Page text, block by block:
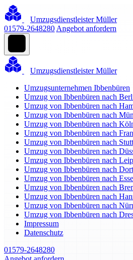
Umzugsdienstleister Müller
01579-2648280 Angebot anfordern
Umzugsdienstleister Müller
Umzugsunternehmen Ibbenbüren
Umzug von Ibbenbüren nach
Umzug von Ibbenbüren nach
Umzug von Ibbenbüren nach
Umzug von Ibbenbüren nach
Umzug von Ibbenbüren nach
Umzug von Ibbenbüren nach
Umzug von Ibbenbüren nach
Umzug von Ibbenbüren nach
Umzug von Ibbenbüren nach
Umzug von Ibbenbüren nach
Umzug von Ibbenbüren nach
Umzug von Ibbenbüren nach
Umzug von Ibbenbüren nach
Umzug von Ibbenbüren nach
Impressum
Datenschutz
01579-2648280